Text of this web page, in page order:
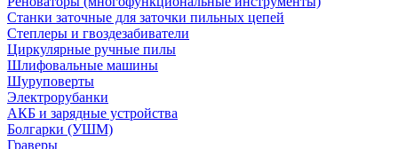
Станки заточные для заточки пильных цепей
Степлеры и гвоздезабиватели
Циркулярные ручные пилы
Шлифовальные машины
Шуруповерты
Электрорубанки
АКБ и зарядные устройства
Болгарки (УШМ)
Граверы